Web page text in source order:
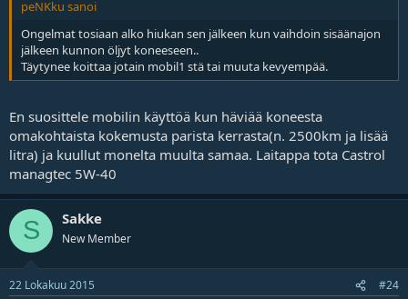
peNKku sanoi
Ongelmat tosiaan alko hiukan sen jälkeen kun vaihdoin sisäänajon
jälkeen kunnon öljyt koneeseen..
Täytynee koittaa jotain mobil1 stä tai muuta kevyempää.
En suosittele mobilin käyttöä kun häviää koneesta
omakohtaista kokemusta parista kerrasta(n. 2500km ja lisää
litra) ja kuullut monelta muulta samaa. Laitappa tota Castrol
managtec 5W-40
S Sakke
New Member
22 Lokakuu 2015 #24